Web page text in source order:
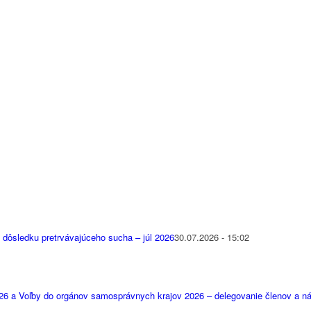
pretrvávajúceho sucha – júl 202630.07.2026 - 15:02
a Voľby do orgánov samosprávnych krajov 2026 – delegovanie členov a